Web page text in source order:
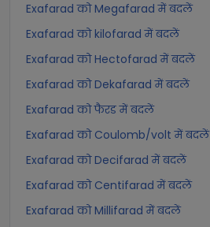
Exafarad को Megafarad में बदलें
Exafarad को kilofarad में बदलें
Exafarad को Hectofarad में बदलें
Exafarad को Dekafarad में बदलें
Exafarad को फैरड में बदलें
Exafarad को Coulomb/volt में बदलें
Exafarad को Decifarad में बदलें
Exafarad को Centifarad में बदलें
Exafarad को Millifarad में बदलें